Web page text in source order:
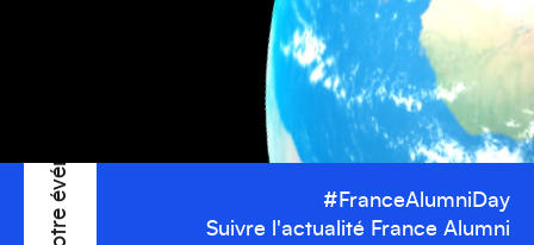
Créez votre événement
#FranceAlumniDay
Suivre l'actualité France Alumni